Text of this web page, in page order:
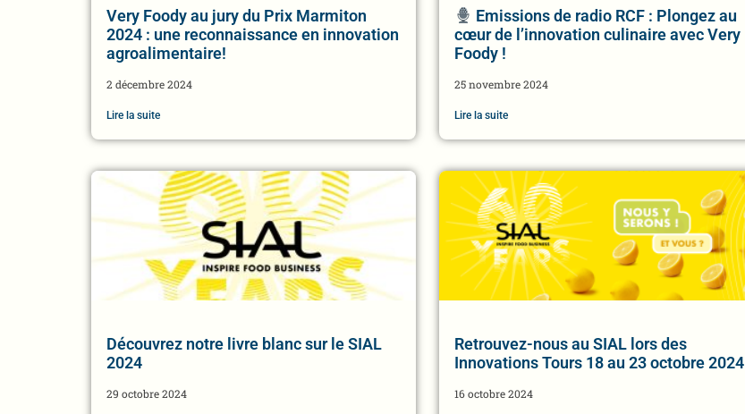
Very Foody au jury du Prix Marmiton
2024 : une reconnaissance en innovation
agroalimentaire!
2 décembre 2024
Lire la suite
Emissions de radio RCF : Plongez au
cœur de l’innovation culinaire avec Very
Foody !
25 novembre 2024
Lire la suite
Découvrez notre livre blanc sur le SIAL
2024
29 octobre 2024
Retrouvez-nous au SIAL lors des
Innovations Tours 18 au 23 octobre 2024
16 octobre 2024